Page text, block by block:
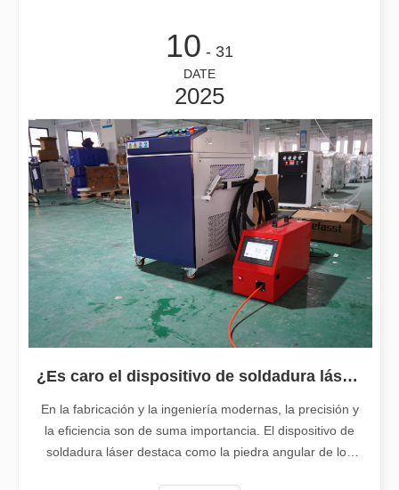
¿Qué es el corte por láser? La ciencia de la rebanada
¿Qué es el corte por láser? La ciencia del corte En esencia, el
En el campo del tratamiento y restauración de superficies, la
10 - 31
DATE
2025
¿Es caro el dispositivo de soldadura láser? ¿Cómo comprar uno rentable?
En la fabricación y la ingeniería modernas, la precisión y
la eficiencia son de suma importancia. El dispositivo de
soldadura láser destaca como la piedra angular de los